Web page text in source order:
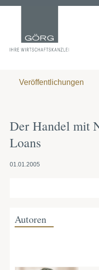
Veröffentlichungen
Der Handel mit
Loans
01.01.2005
Autoren